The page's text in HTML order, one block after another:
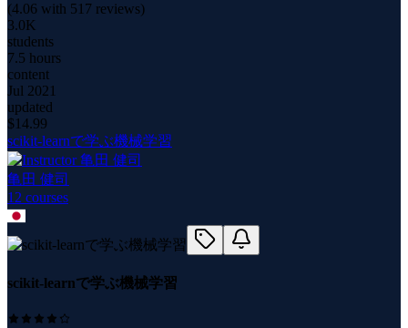
(4.06 with 517 reviews)
3.0K
students
7.5 hours
content
Jul 2021
updated
$14.99
scikit-learnで学ぶ機械学習
亀田 健司
12 courses
scikit-learnで学ぶ機械学習